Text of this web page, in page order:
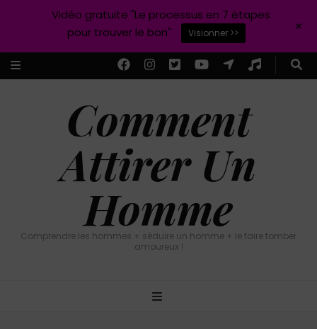
Comment
Attirer Un
Homme
Comprendre les hommes + séduire un homme + le faire tomber
amoureux !
Vidéo gratuite "Le processus en 7 étapes
pour trouver le bon"
Visionner >> +